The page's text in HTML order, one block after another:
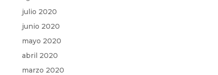
julio 2020
junio 2020
mayo 2020
abril 2020
marzo 2020